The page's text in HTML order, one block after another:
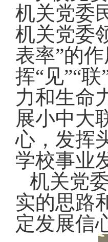
机关党委
机关党委
表率”的
挥“见”“
力和生命
展小中大
心，发挥
学校事业
机关党
实的思路
定发展信